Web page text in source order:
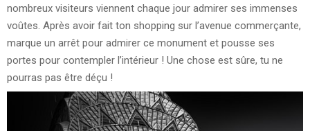
nombreux visiteurs viennent chaque jour admirer ses immenses
voûtes. Après avoir fait ton shopping sur l’avenue commerçante,
marque un arrêt pour admirer ce monument et pousse ses
portes pour contempler l’intérieur ! Une chose est sûre, tu ne
pourras pas être déçu !